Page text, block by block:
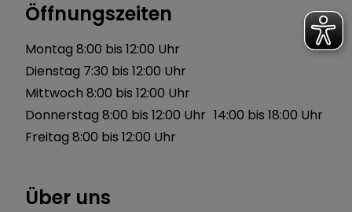
Öffnungszeiten
Montag 8:00 bis 12:00 Uhr
Dienstag 7:30 bis 12:00 Uhr
Mittwoch 8:00 bis 12:00 Uhr
Donnerstag 8:00 bis 12:00 Uhr 14:00 bis 18:00 Uhr
Freitag 8:00 bis 12:00 Uhr
Über uns